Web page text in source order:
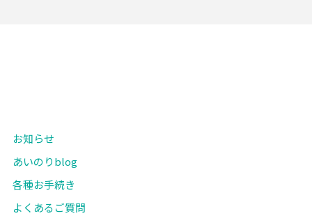
お知らせ
あいのりblog
各種お手続き
よくあるご質問